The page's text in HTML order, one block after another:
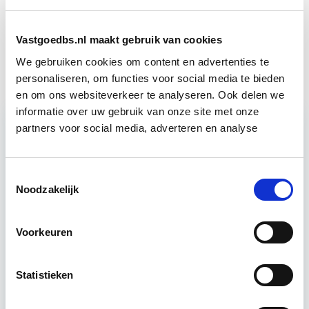
Vastgoedbs.nl maakt gebruik van cookies
We gebruiken cookies om content en advertenties te
personaliseren, om functies voor social media te bieden
en om ons websiteverkeer te analyseren. Ook delen we
informatie over uw gebruik van onze site met onze
partners voor social media, adverteren en analyse
Noodzakelijk
Voorkeuren
Statistieken
Verduurzaming Vastgoed en
DMJOP
Start di 8
2050 wil de Nederlandse overheid dat de